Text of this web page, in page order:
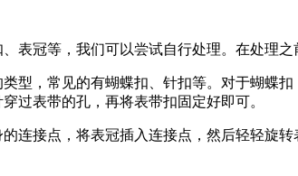
表冠等，我们可以尝试自行处理。在处理
型，常见的有蝴蝶扣、针扣等。对于蝴蝶
过表带的孔，再将表带扣固定好即可。
连接点，将表冠插入连接点，然后轻轻旋